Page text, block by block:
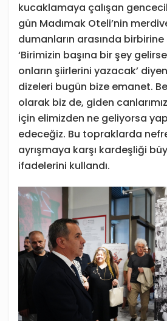
kucaklamaya çalışan
gün Madımak Oteli’nin
dumanların arasında birbirine
‘Birimizin başına bir şey
onların şiirlerini yazacak’ diyen
dizeleri bugün bize emanet.
olarak biz de, giden
için elimizden ne geliyorsa
edeceğiz. Bu topraklarda
ayrışmaya karşı kardeşliği
ifadelerini kullandı.